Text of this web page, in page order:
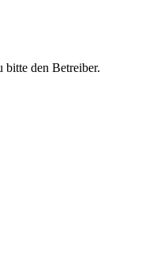
bitte den Betreiber.